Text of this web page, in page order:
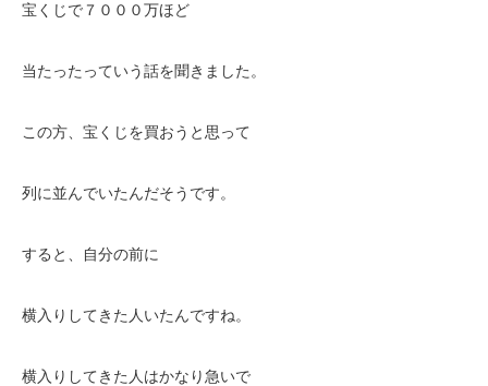
宝くじで７０００万ほど
当たったっていう話を聞きました。
この方、宝くじを買おうと思って
列に並んでいたんだそうです。
すると、自分の前に
横入りしてきた人いたんですね。
横入りしてきた人はかなり急いで